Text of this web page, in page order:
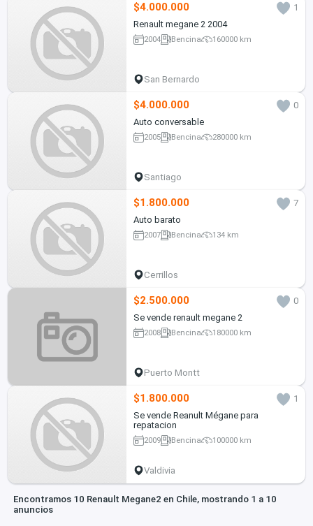
$4.000.000
1
Renault megane 2 2004
2004 Bencina 160000 km
San Bernardo
$4.000.000
0
Auto conversable
2005 Bencina 280000 km
Santiago
$1.800.000
7
Auto barato
2007 Bencina 134 km
Cerrillos
$2.500.000
0
Se vende renault megane 2
2008 Bencina 180000 km
Puerto Montt
$1.800.000
1
Se vende Reanult Mégane para
repatacion
2009 Bencina 100000 km
Valdivia
Encontramos 10 Renault Megane2 en Chile, mostrando 1 a 10
anuncios